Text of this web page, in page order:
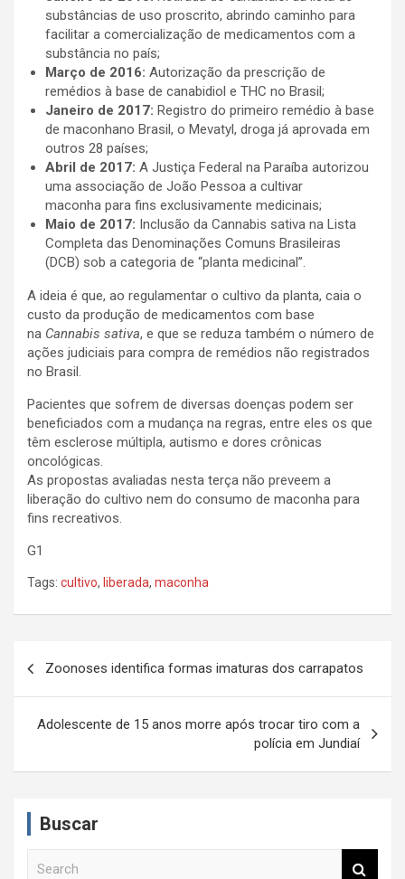
substâncias de uso proscrito, abrindo caminho para
facilitar a comercialização de medicamentos com a
substância no país;
Março de 2016: Autorização da prescrição de
remédios à base de canabidiol e THC no Brasil;
Janeiro de 2017: Registro do primeiro remédio à base
de maconhano Brasil, o Mevatyl, droga já aprovada em
outros 28 países;
Abril de 2017: A Justiça Federal na Paraíba autorizou
uma associação de João Pessoa a cultivar
maconha para fins exclusivamente medicinais;
Maio de 2017: Inclusão da Cannabis sativa na Lista
Completa das Denominações Comuns Brasileiras
(DCB) sob a categoria de “planta medicinal”.
A ideia é que, ao regulamentar o cultivo da planta, caia o
custo da produção de medicamentos com base
na Cannabis sativa, e que se reduza também o número de
ações judiciais para compra de remédios não registrados
no Brasil.
Pacientes que sofrem de diversas doenças podem ser
beneficiados com a mudança na regras, entre eles os que
têm esclerose múltipla, autismo e dores crônicas
oncológicas.
As propostas avaliadas nesta terça não preveem a
liberação do cultivo nem do consumo de maconha para
fins recreativos.
G1
Tags: cultivo, liberada, maconha
g
Zoonoses identifica formas imaturas dos carrapatos
Adolescente de 15 anos morre após trocar tiro com a
polícia em Jundiaí
Buscar